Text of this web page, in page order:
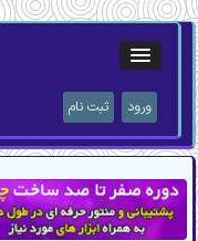
ورود ثبت نام